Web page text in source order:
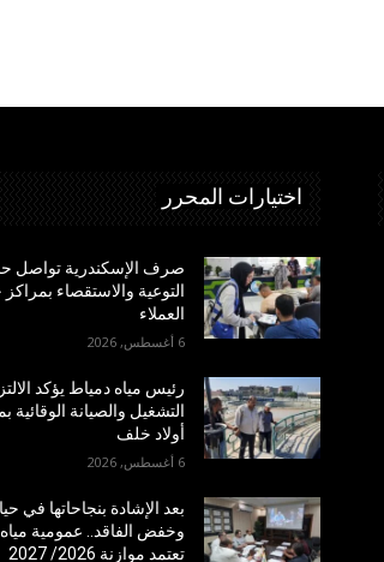
اختيارات المحرر
صرف الإسكندرية تواصل
التوعية والاستقصاء
العملاء
6 أغسطس, 2026
رئيس مياه دمياط يؤكد
التشغيل والصيانة الوقائية
أولاد خلف
6 أغسطس, 2026
بعد الإشادة بنجاحاتها في
وخفض الفاقد.. عمومية
تعتمد موازنة 2026/ 2027